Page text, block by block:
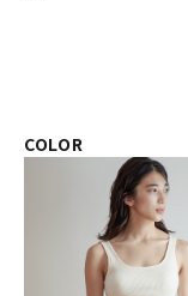
COLOR